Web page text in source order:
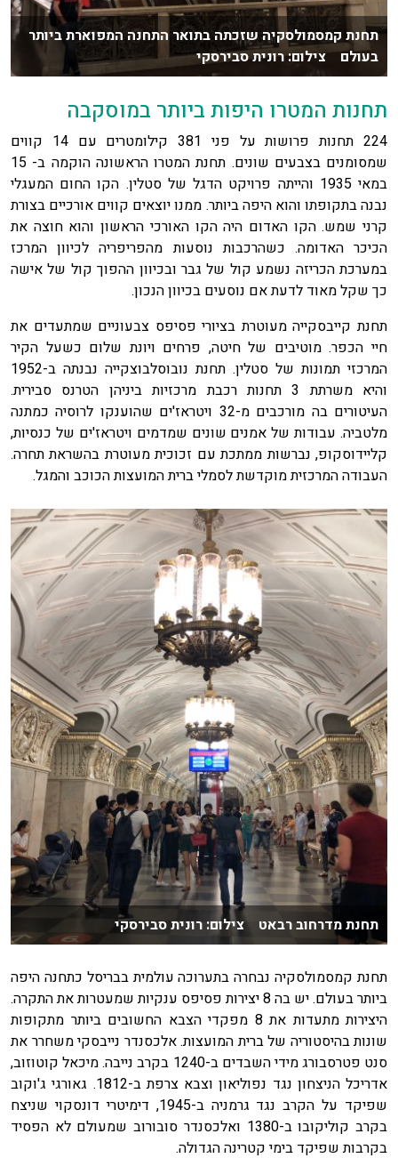
תחנת קמסמולסקיה שזכתה בתואר התחנה המפוארת ביותר
בעולם צילום: רונית סבירסקי
תחנות המטרו היפות ביותר במוסקבה
224 תחנות פרושות על פני 381 קילומטרים עם 14 קווים
שמסומנים בצבעים שונים. תחנת המטרו הראשונה הוקמה ב- 15
במאי 1935 והייתה פרויקט הדגל של סטלין. הקו החום המעגלי
נבנה בתקופתו והוא היפה ביותר. ממנו יוצאים קווים אורכיים בצורת
קרני שמש. הקו האדום היה הקו האורכי הראשון והוא חוצה את
הכיכר האדומה. כשהרכבות נוסעות מהפריפריה לכיוון המרכז
במערכת הכריזה נשמע קול של גבר ובכיוון ההפוך קול של אישה
כך שקל מאוד לדעת אם נוסעים בכיוון הנכון.
תחנת קייבסקייה מעוטרת בציורי פסיפס צבעוניים שמתעדים את
חיי הכפר. מוטיבים של חיטה, פרחים ויונת שלום כשעל הקיר
המרכזי תמונות של סטלין. תחנת נובוסלבוצקייה נבנתה ב-1952
והיא משרתת 3 תחנות רכבת מרכזיות ביניהן הטרנס סבירית.
העיטורים בה מורכבים מ-32 ויטראז'ים שהוענקו לרוסיה כמתנה
מלטביה. עבודות של אמנים שונים שמדמים ויטראז'ים של כנסיות,
קליידוסקופ, נברשות ממתכת עם זכוכית מעוטרת בהשראת תחרה.
העבודה המרכזית מוקדשת לסמלי ברית המועצות הכוכב והמגל.
תחנת מדרחוב רבאט צילום: רונית סבירסקי
תחנת קמסמולסקיה נבחרה בתערוכה עולמית בבריסל כתחנה היפה
ביותר בעולם. יש בה 8 יצירות פסיפס ענקיות שמעטרות את התקרה.
היצירות מתעדות את 8 מפקדי הצבא החשובים ביותר מתקופות
שונות בהיסטוריה של ברית המועצות. אלכסנדר נייבסקי משחרר את
סנט פטרסבורג מידי השבדים ב-1240 בקרב נייבה. מיכאל קוטוזוב,
אדריכל הניצחון נגד נפוליאון וצבא צרפת ב-1812. גאורגי ג'וקוב
שפיקד על הקרב נגד גרמניה ב-1945, דימיטרי דונסקוי שניצח
בקרב קוליקובו ב-1380 ואלכסנדר סובורוב שמעולם לא הפסיד
בקרבות שפיקד בימי קטרינה הגדולה.